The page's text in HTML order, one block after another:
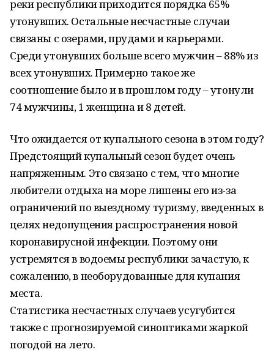
реки республики приходится порядка 65%
утонувших. Остальные несчастные случаи
связаны с озерами, прудами и карьерами.
Среди утонувших больше всего мужчин – 88% из
всех утонувших. Примерно такое же
соотношение было и в прошлом году – утонули
74 мужчины, 1 женщина и 8 детей.
Что ожидается от купального сезона в этом году?
Предстоящий купальный сезон будет очень
напряженным. Это связано с тем, что многие
любители отдыха на море лишены его из-за
ограничений по выездному туризму, введенных в
целях недопущения распространения новой
коронавирусной инфекции. Поэтому они
устремятся в водоемы республики зачастую, к
сожалению, в необорудованные для купания
места.
Статистика несчастных случаев усугубится
также с прогнозируемой синоптиками жаркой
погодой на лето.